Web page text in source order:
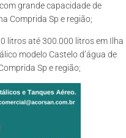
grande capacidade de
Comprida Sp e região;
litros até 300.000 litros em Ilha
modelo Castelo d’água de
Sp e região;